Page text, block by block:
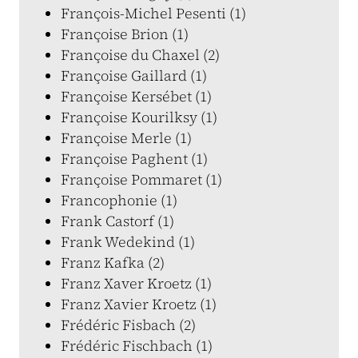
François-Michel Pesenti (1)
Françoise Brion (1)
Françoise du Chaxel (2)
Françoise Gaillard (1)
Françoise Kersébet (1)
Françoise Kourilksy (1)
Françoise Merle (1)
Françoise Paghent (1)
Françoise Pommaret (1)
Francophonie (1)
Frank Castorf (1)
Frank Wedekind (1)
Franz Kafka (2)
Franz Xaver Kroetz (1)
Franz Xavier Kroetz (1)
Frédéric Fisbach (2)
Frédéric Fischbach (1)